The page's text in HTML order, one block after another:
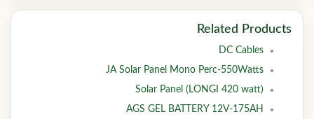
Related Products
DC Cables
JA Solar Panel Mono Perc-550Watts
Solar Panel (LONGI 420 watt)
AGS GEL BATTERY 12V-175AH